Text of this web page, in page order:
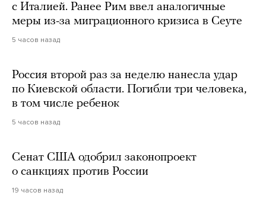
с Италией. Ранее Рим ввел аналогичные
меры из-за миграционного кризиса в Сеуте
5 часов назад
Россия второй раз за неделю нанесла удар
по Киевской области. Погибли три человека,
в том числе ребенок
5 часов назад
Сенат США одобрил законопроект
о санкциях против России
19 часов назад